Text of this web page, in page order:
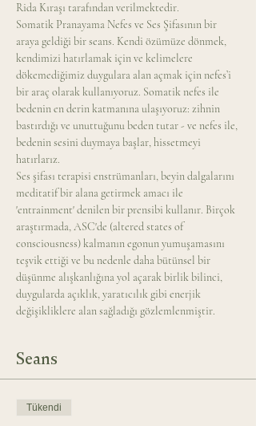
Rida Kıraşı tarafından verilmektedir.
Somatik Pranayama Nefes ve Ses Şifasının bir
araya geldiği bir seans. Kendi özümüze dönmek,
kendimizi hatırlamak için ve kelimelere
dökemediğimiz duygulara alan açmak için nefes’i
bir araç olarak kullanıyoruz. Somatik nefes ile
bedenin en derin katmanına ulaşıyoruz: zihnin
bastırdığı ve unuttuğunu beden tutar - ve nefes ile,
bedenin sesini duymaya başlar, hissetmeyi
hatırlarız.
Ses şifası terapisi enstrümanları, beyin dalgalarını
meditatif bir alana getirmek amacı ile
'entrainment' denilen bir prensibi kullanır. Birçok
araştırmada, ASC'de (altered states of
consciousness) kalmanın egonun yumuşamasını
teşvik ettiği ve bu nedenle daha bütünsel bir
düşünme alışkanlığına yol açarak birlik bilinci,
duygularda açıklık, yaratıcılık gibi enerjik
değişikliklere alan sağladığı gözlemlenmiştir.
Seans
Tükendi